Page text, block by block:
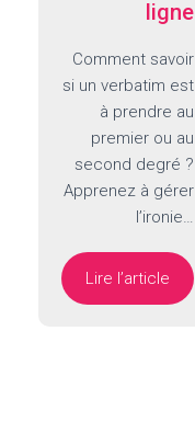
ligne
Comment savoir
si un verbatim est
à prendre au
premier ou au
second degré ?
Apprenez à gérer
l’ironie…
Lire l’article